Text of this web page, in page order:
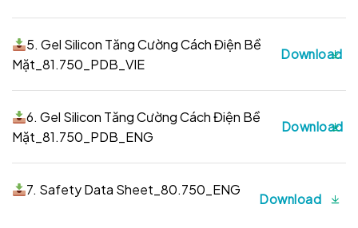
5. Gel Silicon Tăng Cường Cách Điện Bề
Mặt_81.750_PDB_VIE
Download
6. Gel Silicon Tăng Cường Cách Điện Bề
Mặt_81.750_PDB_ENG
Download
7. Safety Data Sheet_80.750_ENG
Download